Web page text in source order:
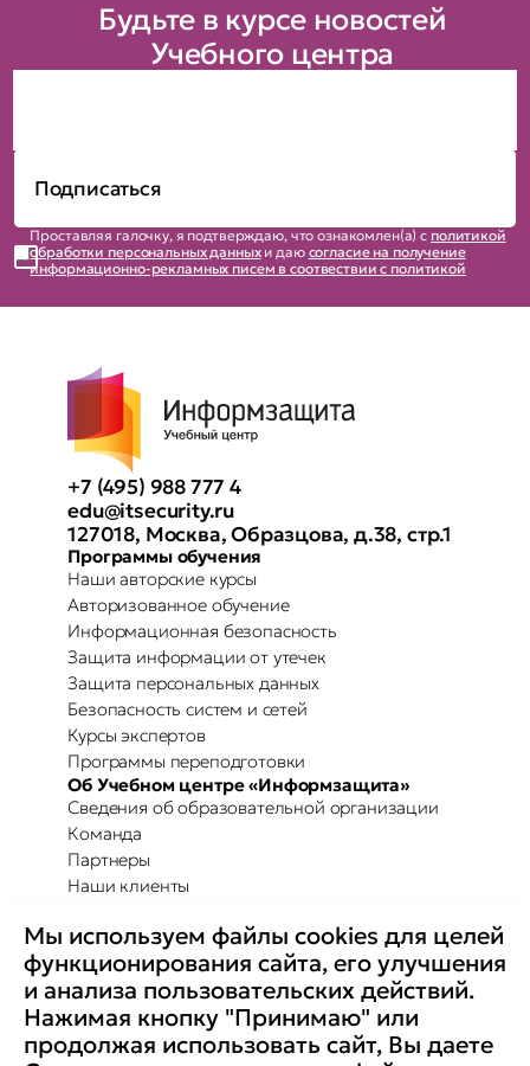
Будьте в курсе новостей
Учебного центра
Проставляя галочку, я подтверждаю, что ознакомлен(а) с политикой
обработки персональных данныхи даю согласие на получение
информационно-рекламных писем в соотвествии с политикой
+7 (495) 988 777 4
edu@itsecurity.ru
127018, Москва, Образцова, д.38, стр.1
Программы обучения
Наши авторские курсы
Авторизованное обучение
Информационная безопасность
Защита информации от утечек
Защита персональных данных
Безопасность систем и сетей
Курсы экспертов
Программы переподготовки
Об Учебном центре «Информзащита»
Сведения об образовательной организации
Команда
Партнеры
Наши клиенты
Повышение осведомленности
Партнерство с Secure-T
Преимущества для бизнеса
Комплексные программы
Контакты
Медиа
Вакансии
Мы используем файлы cookies для целей
функционирования сайта, его улучшения
и анализа пользовательских действий.
Нажимая кнопку "Принимаю" или
продолжая использовать сайт, Вы даете